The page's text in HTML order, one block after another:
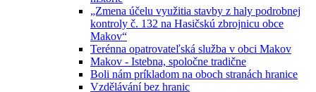
„Zmena účelu využitia stavby z haly podrobnej
kontroly č. 132 na Hasičskú zbrojnicu obce
Makov“
Terénna opatrovateľská služba v obci Makov
Makov - Istebna, spoločne tradične
Boli nám príkladom na oboch stranách hranice
Vzdělávání bez hranic